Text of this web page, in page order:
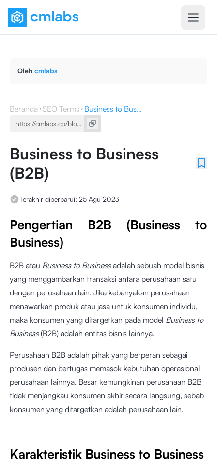
Oleh cmlabs
Beranda SEO Terms Business to Business (B2B)
Business to Business
(B2B)
Terakhir diperbarui: 25 Agu 2023
Pengertian B2B (Business to
Business)
B2B atau Business to Businessadalah sebuah model bisnis
yang menggambarkan transaksi antara perusahaan satu
dengan perusahaan lain. Jika kebanyakan perusahaan
menawarkan produk atau jasa untuk konsumen individu,
maka konsumen yang ditargetkan pada model Business to
Business(B2B) adalah entitas bisnis lainnya.
Perusahaan B2B adalah pihak yang berperan sebagai
produsen dan bertugas memasok kebutuhan operasional
perusahaan lainnya. Besar kemungkinan perusahaan B2B
tidak menjangkau konsumen akhir secara langsung, sebab
konsumen yang ditargetkan adalah perusahaan lain.
Karakteristik Business to Business